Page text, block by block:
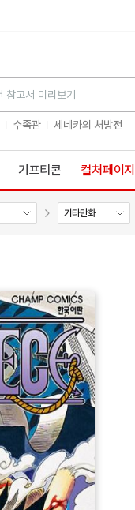
수족관 세네카의 처방전
기프티콘 컬처페이지
기타만화